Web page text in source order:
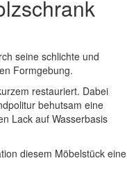
seine schlichte und
Formgebung.
restauriert. Dabei
behutsam eine
Lack auf Wasserbasis
diesem Möbelstück eine